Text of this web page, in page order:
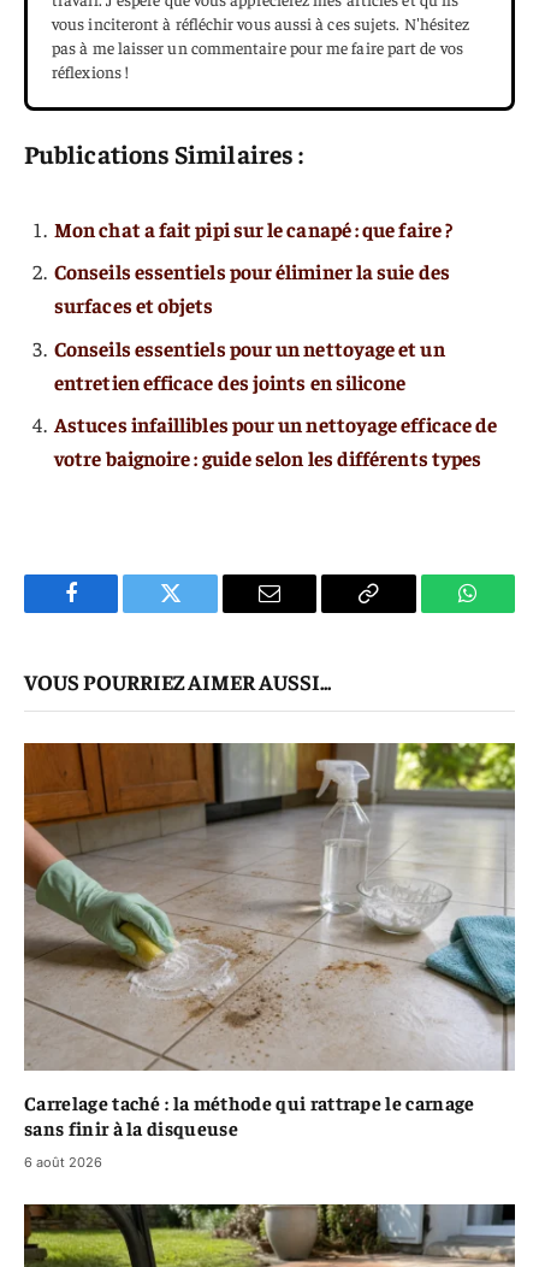
vous inciteront à réfléchir vous aussi à ces sujets. N'hésitez
pas à me laisser un commentaire pour me faire part de vos
réflexions !
Publications Similaires :
Mon chat a fait pipi sur le canapé : que faire ?
Conseils essentiels pour éliminer la suie des
surfaces et objets
Conseils essentiels pour un nettoyage et un
entretien efficace des joints en silicone
Astuces infaillibles pour un nettoyage efficace de
votre baignoire : guide selon les différents types
Facebook Twitter
E-
Copier
VOUS POURRIEZ AIMER AUSSI...
Carrelage taché : la méthode qui rattrape le carnage
sans finir à la disqueuse
6 août 2026